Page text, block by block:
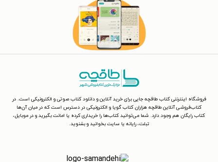
فروشگاه اینترنتی کتاب طاقچه جایی برای خرید آنلاین و دانلود کتاب صوتی و الکترونیکی است. در
کتاب‌فروشی آنلاین طاقچه هزاران کتاب گویا و الکترونیکی در دسترس است که در میان آن‌ها
کتاب رایگان هم وجود دارد. شما می‌توانید کتاب‌ها را خریداری کرده یا امانت بگیرید و در موبایل،
تبلت، رایانه یا سایت بخوانید و بشنوید.